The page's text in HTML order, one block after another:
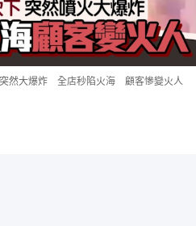
突然大爆炸 全店秒陷火海 顧客慘變火人